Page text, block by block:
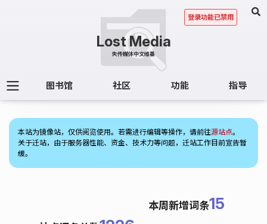
图书馆 社区 功能 指导
登录功能已禁用
本站为镜像站，仅供阅览使用。若需进行编辑等操作，请前往源站点。
关于迁站，由于服务器性能、资金、技术力等问题，迁站工作目前宣告暂
缓。
本周新增词条15